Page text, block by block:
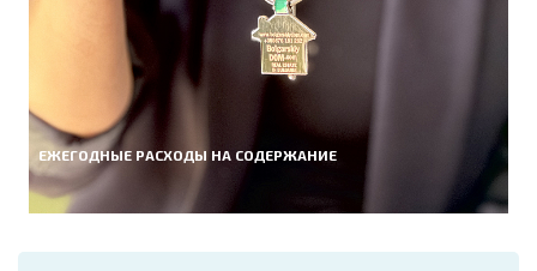
ЕЖЕГОДНЫЕ РАСХОДЫ НА СОДЕРЖАНИЕ